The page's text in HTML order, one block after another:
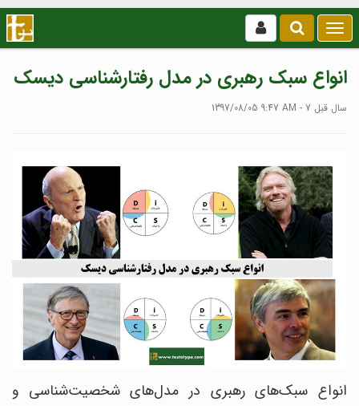
بازکردن
/
منو
انواع سبک رهبری در مدل رفتارشناسی دیسک
1397/08/05 9:47 AM - 7 سال قبل
انواع سبک‌های رهبری در مدل‌های شخصیت‌شناسی و